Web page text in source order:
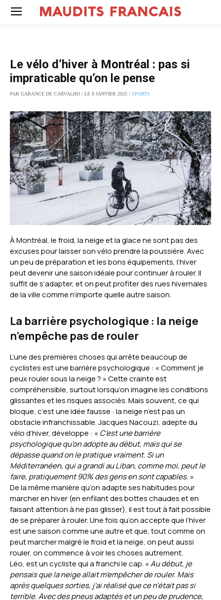
Le vélo d’hiver à Montréal : pas si
impraticable qu’on le pense
PAR GARANCE DE CARVALHO / LE 8 JANVIER 2025 / SPORTS
À Montréal, le froid, la neige et la glace ne sont pas des
excuses pour laisser son vélo prendre la poussière. Avec
un peu de préparation et les bons équipements, l’hiver
peut devenir une saison idéale pour continuer à rouler. Il
suffit de s’adapter, et on peut profiter des rues hivernales
de la ville comme n’importe quelle autre saison.
La barrière psychologique : la neige
n’empêche pas de rouler
L’une des premières choses qui arrête beaucoup de
cyclistes est une barrière psychologique : « Comment je
peux rouler sous la neige ? » Cette crainte est
compréhensible, surtout lorsqu’on imagine les conditions
glissantes et les risques associés. Mais souvent, ce qui
bloque, c’est une idée fausse : la neige n’est pas un
obstacle infranchissable. Jacques Nacouzi, adepte du
vélo d’hiver, développe : « C’est une barrière
psychologique qu’on adopte au début, mais qui se
dépasse quand on le pratique vraiment. Si un
Méditerranéen, qui a grandi au Liban, comme moi, peut le
faire, pratiquement 90% des gens en sont capables. »
De la même manière qu’on adapte ses habitudes pour
marcher en hiver (en enfilant des bottes chaudes et en
faisant attention à ne pas glisser), il est tout à fait possible
de se préparer à rouler. Une fois qu’on accepte que l’hiver
est une saison comme une autre et que, tout comme on
peut marcher malgré le froid et la neige, on peut aussi
rouler, on commence à voir les choses autrement.
Léo, est un cycliste qui a franchi le cap. «Au début, je
pensais que la neige allait m’empêcher de rouler. Mais
après quelques sorties, j’ai réalisé que ce n’était pas si
terrible. Avec des pneus adaptés et un peu de prudence,